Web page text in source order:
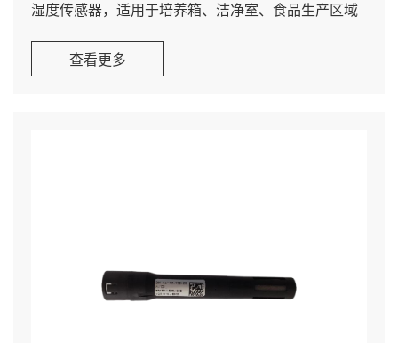
湿度传感器，适用于培养箱、洁净室、食品生产区域
等场景安装。数字式温湿度传感器，基于 电解电阻式
测量技术，采用不锈钢外壳，配备 5 米总线电缆。适
查看更多